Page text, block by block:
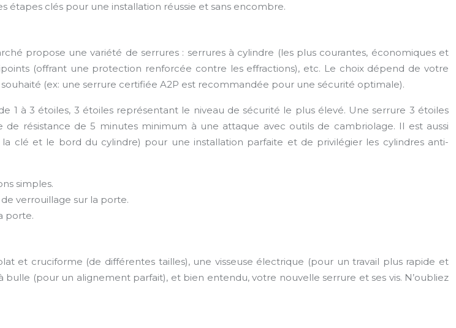
étapes clés pour une installation réussie et sans encombre.
propose une variété de serrures : serrures à cylindre (les plus courantes, économiques et
(offrant une protection renforcée contre les effractions), etc. Le choix dépend de votre
(ex: une serrure certifiée A2P est recommandée pour une sécurité optimale).
1 à 3 étoiles, 3 étoiles représentant le niveau de sécurité le plus élevé. Une serrure 3 étoiles
résistance de 5 minutes minimum à une attaque avec outils de cambriolage. Il est aussi
clé et le bord du cylindre) pour une installation parfaite et de privilégier les cylindres anti-
simples.
verrouillage sur la porte.
porte.
et cruciforme (de différentes tailles), une visseuse électrique (pour un travail plus rapide et
(pour un alignement parfait), et bien entendu, votre nouvelle serrure et ses vis. N’oubliez